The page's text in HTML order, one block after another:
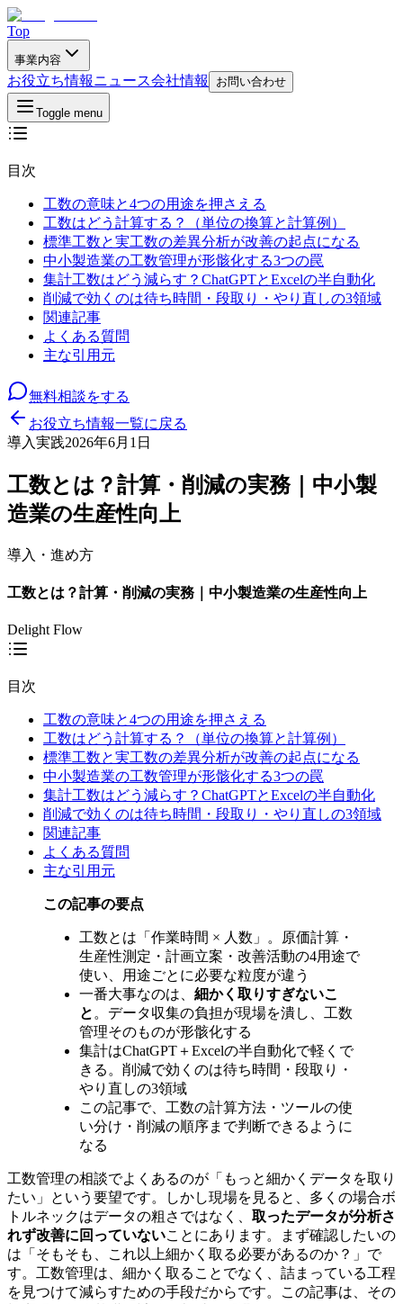
Top
事業内容
お役立ち情報ニュース会社情報 お問い合わせ
Toggle menu
目次
工数の意味と4つの用途を押さえる
工数はどう計算する？（単位の換算と計算例）
標準工数と実工数の差異分析が改善の起点になる
中小製造業の工数管理が形骸化する3つの罠
集計工数はどう減らす？ChatGPTとExcelの半自動化
削減で効くのは待ち時間・段取り・やり直しの3領域
関連記事
よくある質問
主な引用元
無料相談をする
お役立ち情報一覧に戻る
導入実践2026年6月1日
工数とは？計算・削減の実務｜中小製
造業の生産性向上
導入・進め方
工数とは？計算・削減の実務｜中小製造業の生産性向上
Delight Flow
目次
工数の意味と4つの用途を押さえる
工数はどう計算する？（単位の換算と計算例）
標準工数と実工数の差異分析が改善の起点になる
中小製造業の工数管理が形骸化する3つの罠
集計工数はどう減らす？ChatGPTとExcelの半自動化
削減で効くのは待ち時間・段取り・やり直しの3領域
関連記事
よくある質問
主な引用元
この記事の要点
工数とは「作業時間 × 人数」。原価計算・
生産性測定・計画立案・改善活動の4用途で
使い、用途ごとに必要な粒度が違う
一番大事なのは、 細かく取りすぎないこ
と 。データ収集の負担が現場を潰し、工数
管理そのものが形骸化する
集計はChatGPT＋Excelの半自動化で軽くで
きる。削減で効くのは待ち時間・段取り・
やり直しの3領域
この記事で、工数の計算方法・ツールの使
い分け・削減の順序まで判断できるように
なる
工数管理の相談でよくあるのが「もっと細かくデータを取り
たい」という要望です。しかし現場を見ると、多くの場合ボ
トルネックはデータの粗さではなく、 取ったデータが分析さ
れず改善に回っていないことにあります。まず確認したいの
は「そもそも、これ以上細かく取る必要があるのか？」で
す。工数管理は、細かく取ることでなく、詰まっている工程
を見つけて減らすための手段だからです。この記事は、その